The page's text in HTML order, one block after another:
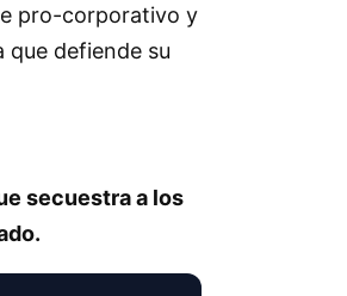
pro-corporativo y
que defiende su
secuestra a los